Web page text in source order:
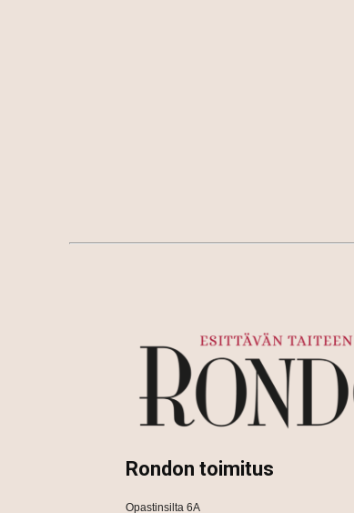
Rondon toimitus
Opastinsilta 6A